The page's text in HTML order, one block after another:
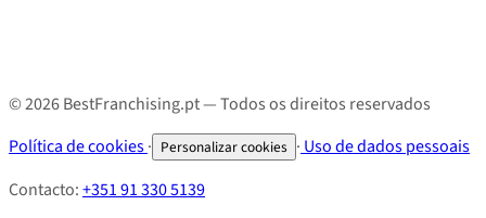
© 2026 BestFranchising.pt — Todos os direitos reservados
Política de cookies· Personalizar cookies · Uso de dados pessoais
Contacto:+351 91 330 5139